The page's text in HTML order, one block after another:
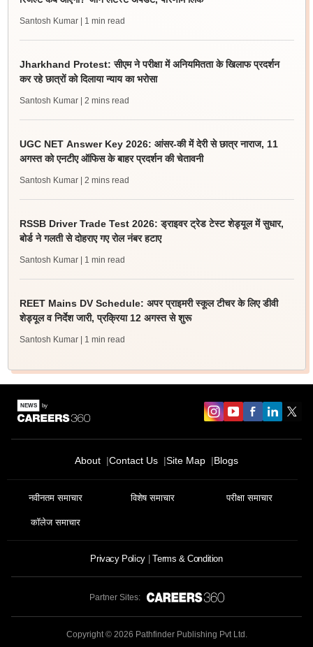
Santosh Kumar | 1 min read
Jharkhand Protest: सीएम ने परीक्षा में अनियमितता के खिलाफ प्रदर्शन
कर रहे छात्रों को दिलाया न्याय का भरोसा
Santosh Kumar | 2 mins read
UGC NET Answer Key 2026: आंसर-की में देरी से छात्र नाराज, 11
अगस्त को एनटीए ऑफिस के बाहर प्रदर्शन की चेतावनी
Santosh Kumar | 2 mins read
RSSB Driver Trade Test 2026: ड्राइवर ट्रेड टेस्ट शेड्यूल में सुधार,
बोर्ड ने गलती से दोहराए गए रोल नंबर हटाए
Santosh Kumar | 1 min read
REET Mains DV Schedule: अपर प्राइमरी स्कूल टीचर के लिए डीवी
शेड्यूल व निर्देश जारी, प्रक्रिया 12 अगस्त से शुरू
Santosh Kumar | 1 min read
About Contact Us Site Map Blogs
नवीनतम समाचार विशेष समाचार परीक्षा समाचार
कॉलेज समाचार
Privacy Policy Terms & Condition
Partner Sites:
Copyright © 2026 Pathfinder Publishing Pvt Ltd.